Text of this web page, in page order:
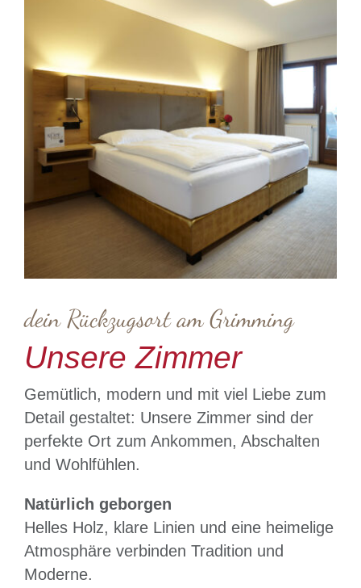
dein Rückzugsort am Grimming
Unsere Zimmer
Gemütlich, modern und mit viel Liebe zum
Detail gestaltet: Unsere Zimmer sind der
perfekte Ort zum Ankommen, Abschalten
und Wohlfühlen.
Natürlich geborgen
Helles Holz, klare Linien und eine heimelige
Atmosphäre verbinden Tradition und
Moderne.